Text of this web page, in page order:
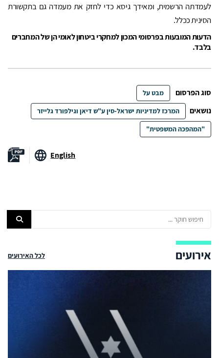
לעמדתה הרשמית, ומאידך גיסא כדי לחזק את מעמדה גם בתקשורת
הסינית ככלל.
הדעות המובעות בפרסומי המכון למחקרי ביטחון לאומי הן של המחברים
בלבד.
סוג הפרסום מבט על
נושאים המרכז למדיניות ישראל-סין ע"ש דיאן וגילפורד גלייזר
"המהפכה המשפטית"
English
אירועים לכל האירועים